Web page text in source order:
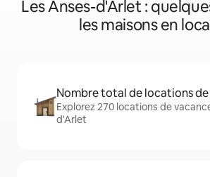
Les Anses-d'Arlet :
les maisons en
Nombre total de locations
Explorez 270 locations de
d'Arlet